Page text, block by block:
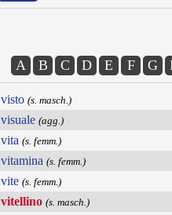
A B C D E F G
visto (s. masch.)
visuale (agg.)
vita (s. femm.)
vitamina (s. femm.)
vite (s. femm.)
vitellino (s. masch.)